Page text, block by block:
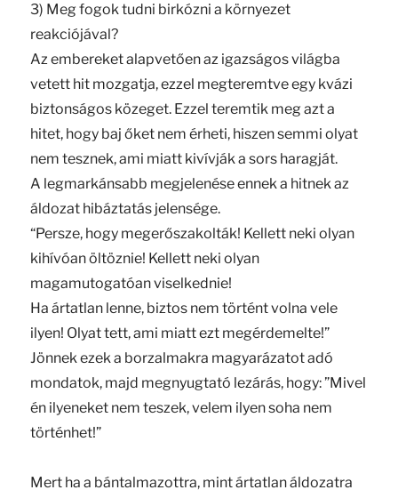
3) Meg fogok tudni birkózni a környezet
reakciójával?
Az embereket alapvetően az igazságos világba
vetett hit mozgatja, ezzel megteremtve egy kvázi
biztonságos közeget. Ezzel teremtik meg azt a
hitet, hogy baj őket nem érheti, hiszen semmi olyat
nem tesznek, ami miatt kivívják a sors haragját.
A legmarkánsabb megjelenése ennek a hitnek az
áldozat hibáztatás jelensége.
“Persze, hogy megerőszakolták! Kellett neki olyan
kihívóan öltöznie! Kellett neki olyan
magamutogatóan viselkednie!
Ha ártatlan lenne, biztos nem történt volna vele
ilyen! Olyat tett, ami miatt ezt megérdemelte!”
Jönnek ezek a borzalmakra magyarázatot adó
mondatok, majd megnyugtató lezárás, hogy: ”Mivel
én ilyeneket nem teszek, velem ilyen soha nem
történhet!”
Mert ha a bántalmazottra, mint ártatlan áldozatra